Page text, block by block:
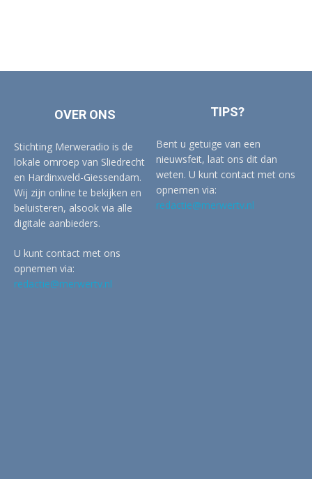
OVER ONS
Stichting Merweradio is de
lokale omroep van Sliedrecht
en Hardinxveld-Giessendam.
Wij zijn online te bekijken en
beluisteren, alsook via alle
digitale aanbieders.
U kunt contact met ons
opnemen via:
redactie@merwertv.nl
TIPS?
Bent u getuige van een
nieuwsfeit, laat ons dit dan
weten. U kunt contact met ons
opnemen via:
redactie@merwertv.nl